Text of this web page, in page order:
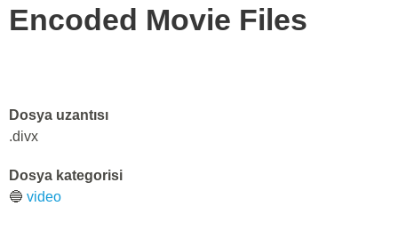
Encoded Movie Files
Dosya uzantısı
.divx
Dosya kategorisi
🔵 video